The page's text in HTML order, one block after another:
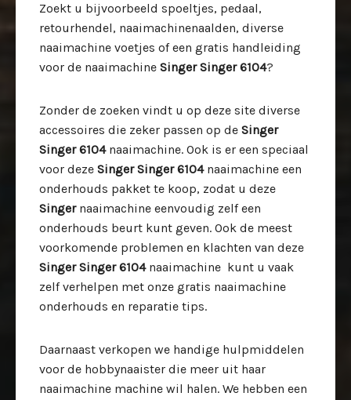
Zoekt u bijvoorbeeld spoeltjes, pedaal,
retourhendel, naaimachinenaalden, diverse
naaimachine voetjes of een gratis handleiding
voor de naaimachine Singer Singer 6104?
Zonder de zoeken vindt u op deze site diverse
accessoires die zeker passen op de Singer
Singer 6104naaimachine. Ook is er een speciaal
voor deze Singer Singer 6104naaimachine een
onderhouds pakket te koop, zodat u deze
Singernaaimachine eenvoudig zelf een
onderhouds beurt kunt geven. Ook de meest
voorkomende problemen en klachten van deze
Singer Singer 6104naaimachine kunt u vaak
zelf verhelpen met onze gratis naaimachine
onderhouds en reparatie tips.
Daarnaast verkopen we handige hulpmiddelen
voor de hobbynaaister die meer uit haar
naaimachine machine wil halen. We hebben een